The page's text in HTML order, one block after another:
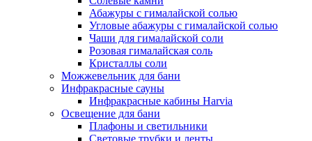
Абажуры с гималайской солью
Угловые абажуры с гималайской солью
Чаши для гималайской соли
Розовая гималайская соль
Кристаллы соли
Можжевельник для бани
Инфракрасные сауны
Инфракрасные кабины Harvia
Освещение для бани
Плафоны и светильники
Световые трубки и ленты